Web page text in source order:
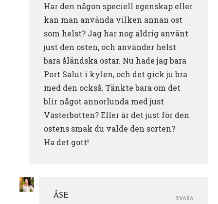
Har den någon speciell egenskap eller
kan man använda vilken annan ost
som helst? Jag har nog aldrig använt
just den osten, och använder helst
bara åländska ostar. Nu hade jag bara
Port Salut i kylen, och det gick ju bra
med den också. Tänkte bara om det
blir något annorlunda med just
Västerbotten? Eller är det just för den
ostens smak du valde den sorten?
Ha det gott!
ÅSE
SVARA